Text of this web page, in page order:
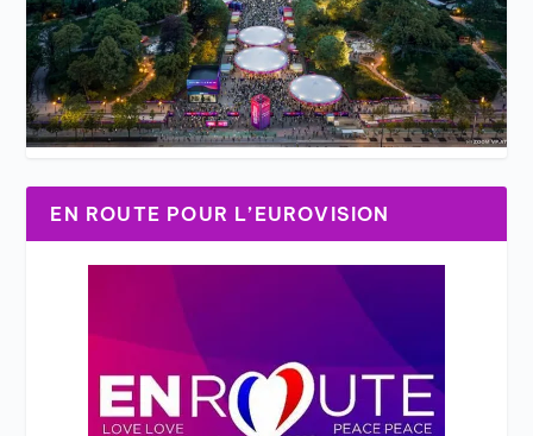
EN ROUTE POUR L’EUROVISION